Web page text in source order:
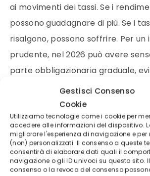
Gestisci Consenso
Cookie
Utilizziamo tecnologie come i cookie per
accedere alle informazioni del dispositivo.
migliorare l'esperienza di navigazione e
(non) personalizzati. Il consenso a queste
consentirà di elaborare dati quali il
navigazione o gli ID univoci su questo sito.
consenso o la revoca del consenso
ai movimenti dei tassi. Se i
possono guadagnare di più. Se i
risalgono, possono soffrire. Per
prudente, nel 2026 può avere
parte obbligazionaria graduale,
concentrare tutto su una sola
Gli afflussi recenti confermano
tornando a guardare con
fisso. Ad aprile 2026 gli ETF
raccolto capitali importanti, con